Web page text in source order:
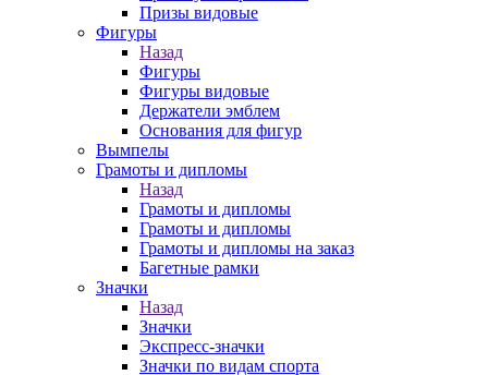
Призы видовые
Фигуры
Назад
Фигуры
Фигуры видовые
Держатели эмблем
Основания для фигур
Вымпелы
Грамоты и дипломы
Назад
Грамоты и дипломы
Грамоты и дипломы
Грамоты и дипломы на заказ
Багетные рамки
Значки
Назад
Значки
Экспресс-значки
Значки по видам спорта